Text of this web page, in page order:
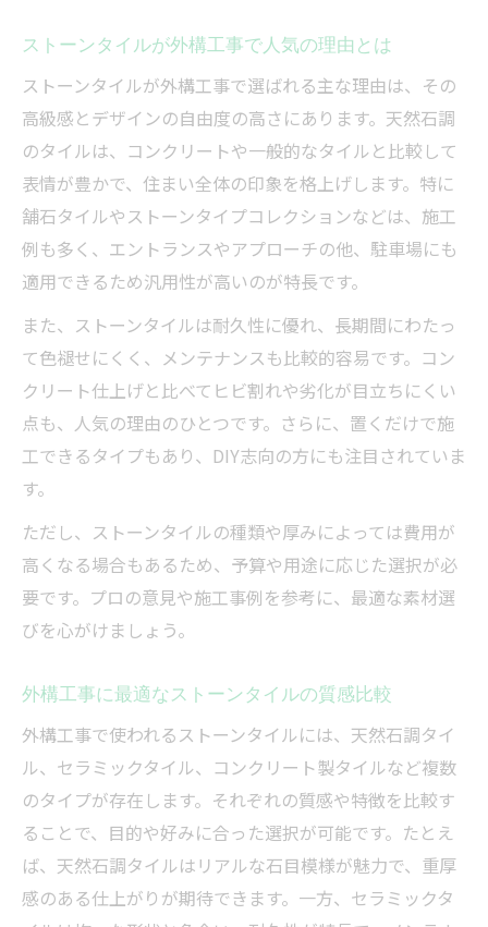
ストーンタイルならではの見た目と耐久性比較
耐久性
ストーンタイルと他素材の耐久性比較ポイ
外構工事のストーンタイル仕上げは見た目
が長持ち
ストーンタイルの外構工事で後悔しない選
ストーンタイルの質感と耐久性のバランス
解説
コンクリートとタイル外構を徹底解説
外構工事で選ぶコンクリートとタイルの違
コンクリートとストーンタイル外構の使い
分け
外構工事で後悔しない素材選びのポイント
ストーンタイルとコンクリートのメンテナ
タイル外構とコンクリートのデザイン性比
較
DIYも可能な外構工事ストーンタイル活用法
外構工事でストーンタイルをDIYで取り入れ
るコツ
DIY初心者も安心のストーンタイル外構工事
方法
ストーンタイルが外構工事で人気の理由とは
ストーンタイルが外構工事で選ばれる主な理由は、その
高級感とデザインの自由度の高さにあります。天然石調
のタイルは、コンクリートや一般的なタイルと比較して
表情が豊かで、住まい全体の印象を格上げします。特に
舗石タイルやストーンタイプコレクションなどは、施工
例も多く、エントランスやアプローチの他、駐車場にも
適用できるため汎用性が高いのが特長です。
また、ストーンタイルは耐久性に優れ、長期間にわたっ
て色褪せにくく、メンテナンスも比較的容易です。コン
クリート仕上げと比べてヒビ割れや劣化が目立ちにくい
点も、人気の理由のひとつです。さらに、置くだけで施
工できるタイプもあり、DIY志向の方にも注目されていま
す。
ただし、ストーンタイルの種類や厚みによっては費用が
高くなる場合もあるため、予算や用途に応じた選択が必
要です。プロの意見や施工事例を参考に、最適な素材選
びを心がけましょう。
外構工事に最適なストーンタイルの質感比較
外構工事で使われるストーンタイルには、天然石調タイ
ル、セラミックタイル、コンクリート製タイルなど複数
のタイプが存在します。それぞれの質感や特徴を比較す
ることで、目的や好みに合った選択が可能です。たとえ
ば、天然石調タイルはリアルな石目模様が魅力で、重厚
感のある仕上がりが期待できます。一方、セラミックタ